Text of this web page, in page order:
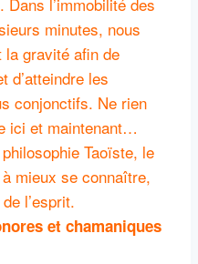
minutes, nous
gravité afin de
d’atteindre les
conjonctifs. Ne rien
ici et maintenant…
Taoïste, le
mieux se connaître,
l’esprit.
et chamaniques